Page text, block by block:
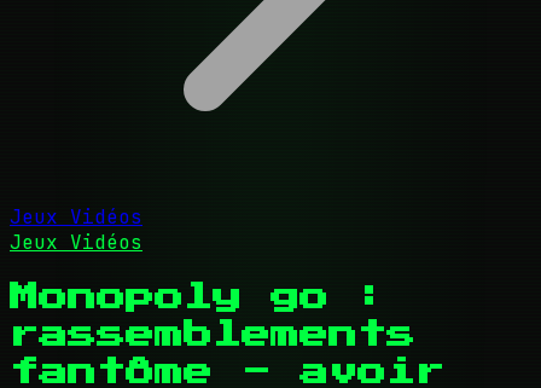
Jeux Vidéos
Jeux Vidéos
Monopoly go :
rassemblements
fantôme - avoir